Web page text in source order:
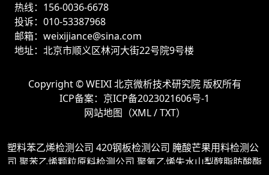
热线：156-0036-6678
投诉：010-53387968
邮箱：weixijiance@sina.com
地址：北京市顺义区林河大街22号院9号楼
Copyright ©WEIXI 北京微析技术研究院版权所有
ICP备案： 京ICP备2023021606号-1
网站地图（XML/TXT）
塑料苯乙烯检测公司 420钢板检测公司 腌酸芒果用料检测公
司 聚苯乙烯颗粒原料检测公司 聚氧乙烯失水山梨醇脂肪酸酯